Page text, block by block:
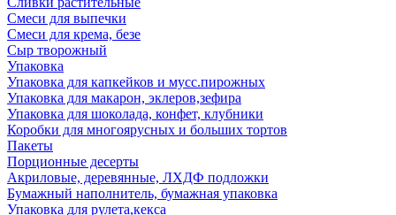
Смеси для выпечки
Смеси для крема, безе
Сыр творожный
Упаковка
Упаковка для капкейков и мусс.пирожных
Упаковка для макарон, эклеров,зефира
Упаковка для шоколада, конфет, клубники
Коробки для многоярусных и больших тортов
Пакеты
Порционные десерты
Акриловые, деревянные, ЛХДФ подложки
Бумажный наполнитель, бумажная упаковка
Упаковка для рулета,кекса